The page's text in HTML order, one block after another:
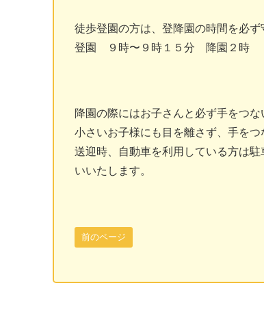
徒歩登園の方は、登降園の時間を必ず
登園 ９時〜９時１５分 降園２時
降園の際にはお子さんと必ず手をつな
小さいお子様にも目を離さず、手をつ
送迎時、自動車を利用している方は
いいたします。
前のページ